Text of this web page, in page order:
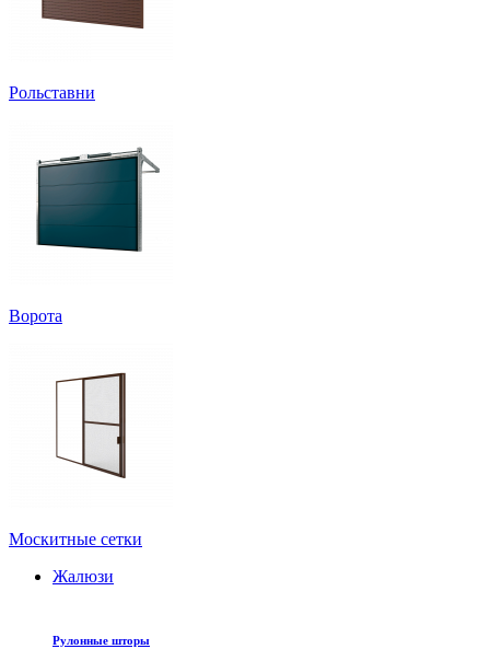
Рольставни
Ворота
Москитные сетки
Жалюзи
Рулонные шторы